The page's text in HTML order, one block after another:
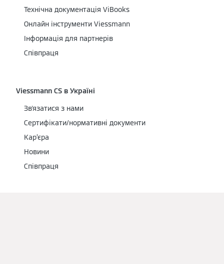
Технічна документація ViBooks
Онлайн інструменти Viessmann
Інформація для партнерів
Співпраця
Viessmann CS в Україні
Зв'язатися з нами
Сертифікати/нормативні документи
Кар’єра
Новини
Співпраця